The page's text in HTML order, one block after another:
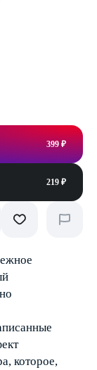
399 ₽
219 ₽
которое,